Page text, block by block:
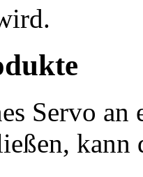
Servo
kann